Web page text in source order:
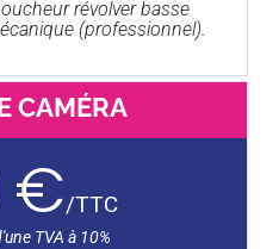
révolver basse
(professionnel).
CAMÉRA
€/TTC